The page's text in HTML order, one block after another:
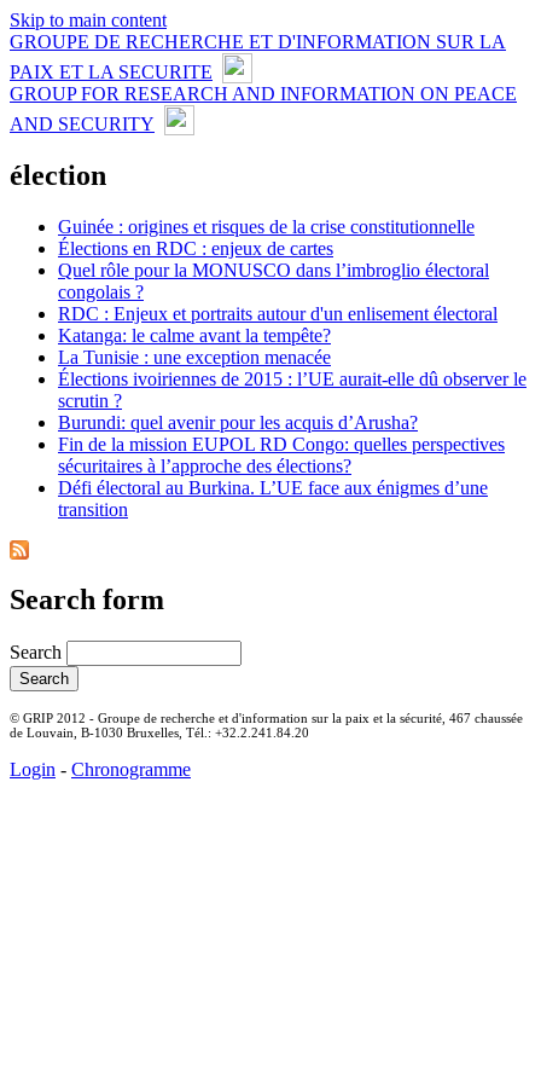
Skip to main content
GROUPE DE RECHERCHE ET D'INFORMATION SUR LA
PAIX ET LA SECURITE
GROUP FOR RESEARCH AND INFORMATION ON PEACE
AND SECURITY
élection
Guinée : origines et risques de la crise constitutionnelle
Élections en RDC : enjeux de cartes
Quel rôle pour la MONUSCO dans l’imbroglio électoral
congolais ?
RDC : Enjeux et portraits autour d'un enlisement électoral
Katanga: le calme avant la tempête?
La Tunisie : une exception menacée
Élections ivoiriennes de 2015 : l’UE aurait-elle dû observer le
scrutin ?
Burundi: quel avenir pour les acquis d’Arusha?
Fin de la mission EUPOL RD Congo: quelles perspectives
sécuritaires à l’approche des élections?
Défi électoral au Burkina. L’UE face aux énigmes d’une
transition
Search form
Search
© GRIP 2012 - Groupe de recherche et d'information sur la paix et la sécurité, 467 chaussée
de Louvain, B-1030 Bruxelles, Tél.: +32.2.241.84.20
Login - Chronogramme